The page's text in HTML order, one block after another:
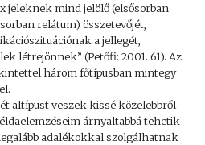
jeleknek mind jelölő (elsősorban
relátum) összetevőjét,
a jellegét,
létrejönnek” (Petőfi: 2001. 61). Az
három főtípusban mintegy
altípust veszek kissé közelebbről
árnyaltabbá tehetik
adalékokkal szolgálhatnak